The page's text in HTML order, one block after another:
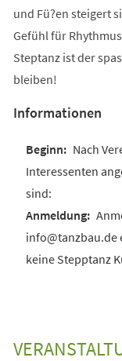
und Fü?en steigert
Gefühl für
Steptanz ist der
bleiben!
Informationen
Nach
Interessenten
sind:
keine Stepptanz